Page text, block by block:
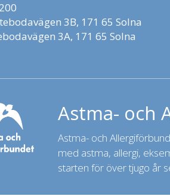
3B, 171 65 Solna
3A, 171 65 Solna
Astma- och
Astma- och
med astma, allergi,
starten för över tjugo år